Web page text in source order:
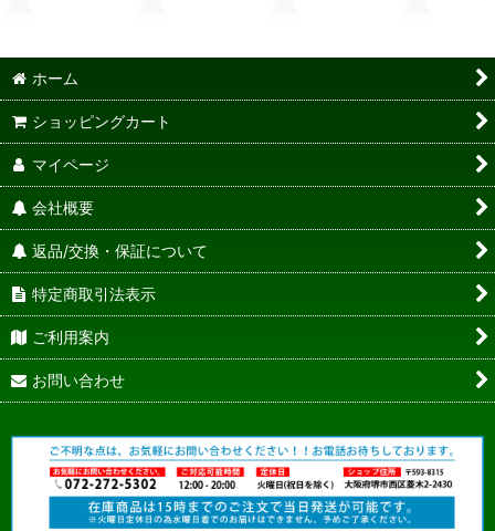
ホーム
ショッピングカート
マイページ
会社概要
返品/交換・保証について
特定商取引法表示
ご利用案内
お問い合わせ